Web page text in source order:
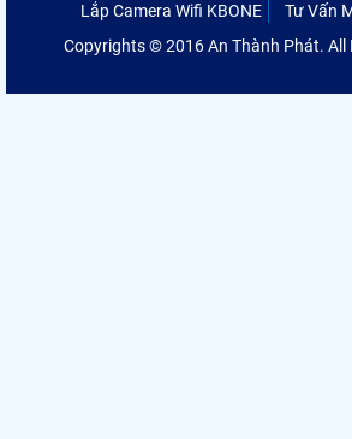
Lắp Camera Wifi KBONE
Tư Vấn
Copyrights © 2016 An Thành Phát. All